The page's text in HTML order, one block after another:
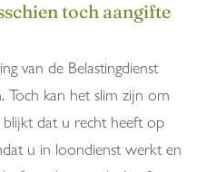
toch aangifte
van de Belastingdienst
Toch kan het slim zijn om
blijkt dat u recht heeft op
u in loondienst werkt en